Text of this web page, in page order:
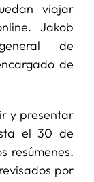
viajar
Jakob
de
de
y presentar
el 30 de
resúmenes.
por